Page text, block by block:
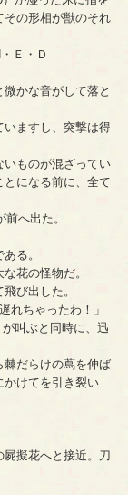
その形相が獣のそれ
Ｅ・Ｄ
かな音がして落と
いますし、突撃は得
ものが混ざってい
になる前に、全て
へ出た。
る。
花の怪物だ。
び出した。
ちゃったわ！」
が叫ぶと同時に、迅
だらけの蔦を伸ば
かけてを引き裂い
擬花へと接近。刀